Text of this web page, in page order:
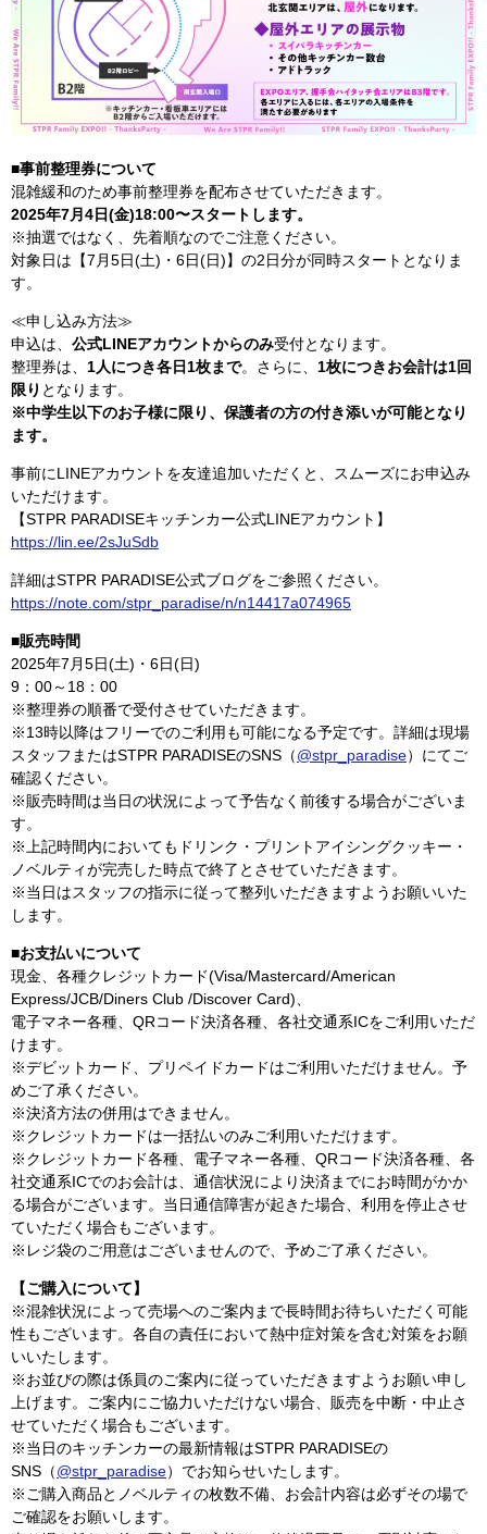
■事前整理券について
混雑緩和のため事前整理券を配布させていただきます。
2025年7月4日(金)18:00〜スタートします。
※抽選ではなく、先着順なのでご注意ください。
対象日は【7月5日(土)・6日(日)】の2日分が同時スタートとなりま
す。
≪申し込み方法≫
申込は、 公式LINEアカウントからのみ受付となります。
整理券は、 1人につき各日1枚まで。さらに、 1枚につきお会計は1回
限り となります。
※中学生以下のお子様に限り、保護者の方の付き添いが可能となり
ます。
事前にLINEアカウントを友達追加いただくと、スムーズにお申込み
いただけます。
【STPR PARADISEキッチンカー公式LINEアカウント】
https://lin.ee/2sJuSdb
詳細はSTPR PARADISE公式ブログをご参照ください。
https://note.com/stpr_paradise/n/n14417a074965
■販売時間
2025年7月5日(土)・6日(日)
9：00～18：00
※整理券の順番で受付させていただきます。
※13時以降はフリーでのご利用も可能になる予定です。詳細は現場
スタッフまたはSTPR PARADISEのSNS（@stpr_paradise）にてご
確認ください。
※販売時間は当日の状況によって予告なく前後する場合がございま
す。
※上記時間内においてもドリンク・プリントアイシングクッキー・
ノベルティが完売した時点で終了とさせていただきます。
※当日はスタッフの指示に従って整列いただきますようお願いいた
します。
■お支払いについて
現金、各種クレジットカード(Visa/Mastercard/American
Express/JCB/Diners Club /Discover Card)、
電子マネー各種、QRコード決済各種、各社交通系ICをご利用いただ
けます。
※デビットカード、プリペイドカードはご利用いただけません。予
めご了承ください。
※決済方法の併用はできません。
※クレジットカードは一括払いのみご利用いただけます。
※クレジットカード各種、電子マネー各種、QRコード決済各種、各
社交通系ICでのお会計は、通信状況により決済までにお時間がかか
る場合がございます。当日通信障害が起きた場合、利用を停止させ
ていただく場合もございます。
※レジ袋のご用意はございませんので、予めご了承ください。
【ご購入について】
※混雑状況によって売場へのご案内まで長時間お待ちいただく可能
性もございます。各自の責任において熱中症対策を含む対策をお願
いいたします。
※お並びの際は係員のご案内に従っていただきますようお願い申し
上げます。ご案内にご協力いただけない場合、販売を中断・中止さ
せていただく場合もございます。
※当日のキッチンカーの最新情報はSTPR PARADISEの
SNS（@stpr_paradise）でお知らせいたします。
※ご購入商品とノベルティの枚数不備、お会計内容は必ずその場で
ご確認をお願いします。